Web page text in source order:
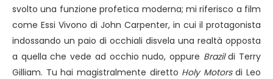
svolto una funzione profetica moderna; mi riferisco a film
come Essi Vivono di John Carpenter, in cui il protagonista
indossando un paio di occhiali disvela una realtà opposta
a quella che vede ad occhio nudo, oppure Brazildi Terry
Gilliam. Tu hai magistralmente diretto Holy Motorsdi Leo